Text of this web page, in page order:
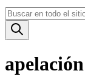
apelación